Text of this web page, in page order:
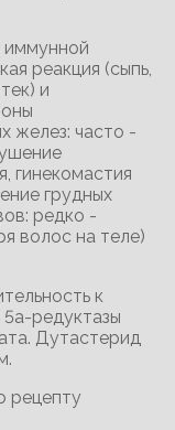
иммунной
реакция (сыпь,
и
желез: часто -
гинекомастия
грудных
редко -
волос на теле)
к
редуктазы
Дутастерид
рецепту